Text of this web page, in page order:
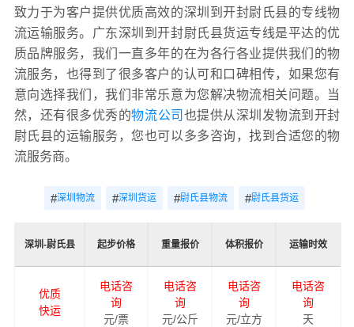
致力于为客户提供优质高效的深圳到开封尉氏县的专线物
流运输服务。广东深圳到开封尉氏县货运专线是平达的优
质品牌服务，我们一直多年的在为各行各业提供我们的物
流服务，也得到了很多客户的认可和口碑相传，如果您有
意向选择我们，我们非常乐意为您解决物流相关问题。当
然，还有很多优秀的物流公司 也提供从深圳发物流到开封
尉氏县的运输服务，您也可以多多咨询，找到合适您的物
流服务商。
#深圳物流 #深圳货运 #尉氏县物流 #尉氏县货运
深圳-尉氏县 起步价格 重量报价 体积报价 运输时效
优质
快运
电话咨
询
元/票
电话咨
询
元/公斤
电话咨
询
元/立方
电话咨
询
天